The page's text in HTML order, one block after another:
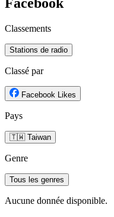
Classements
Stations de radio
Classé par
Facebook Likes
Pays
🇹🇼 Taiwan
Genre
Tous les genres
Aucune donnée disponible.